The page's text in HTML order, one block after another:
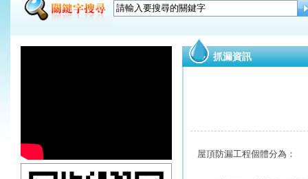
抓漏資訊
屋頂防漏工程個體分為：